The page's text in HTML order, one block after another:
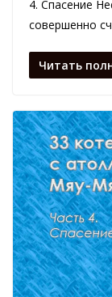
4. Спасение
совершенно
Читать